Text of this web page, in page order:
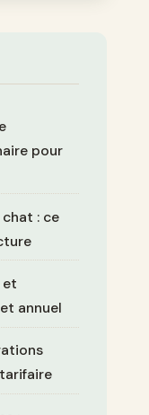
pour
: ce
et
annuel